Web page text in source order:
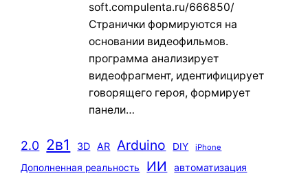
soft.compulenta.ru/666850/
Странички формируются на
основании видеофильмов.
программа анализирует
видеофрагмент, идентифицирует
говорящего героя, формирует
панели…
2.0 2в1 3D AR Arduino DIY iPhone
Дополненная реальность ИИ автоматизация